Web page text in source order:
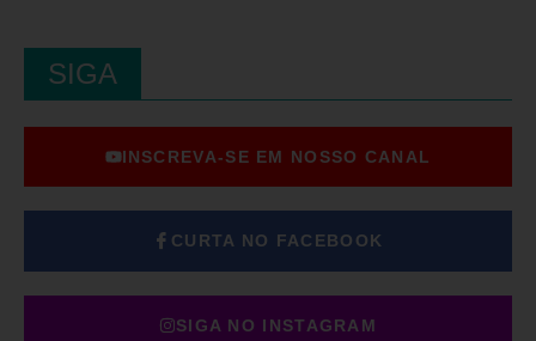
SIGA
INSCREVA-SE EM NOSSO CANAL
CURTA NO FACEBOOK
SIGA NO INSTAGRAM